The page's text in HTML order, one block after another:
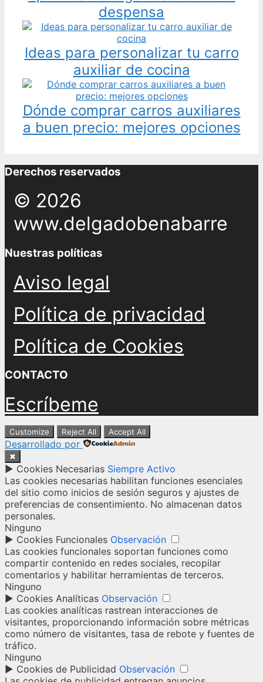
despensa
Ideas para personalizar tu carro
auxiliar de cocina
Dónde comprar carros auxiliares
a buen precio: mejores opciones
Derechos reservados
© 2026
www.delgadobenabarre
Nuestras políticas
Aviso legal
Política de privacidad
Política de Cookies
CONTACTO
Escríbeme
Customize Reject All Accept All
Desarrollado por
✖
► Cookies Necesarias Siempre Activo
Las cookies necesarias habilitan funciones esenciales
del sitio como inicios de sesión seguros y ajustes de
preferencias de consentimiento. No almacenan datos
personales.
Ninguno
► Cookies Funcionales Observación
Las cookies funcionales soportan funciones como
compartir contenido en redes sociales, recopilar
comentarios y habilitar herramientas de terceros.
Ninguno
► Cookies Analíticas Observación
Las cookies analíticas rastrean interacciones de
visitantes, proporcionando información sobre métricas
como número de visitantes, tasa de rebote y fuentes de
tráfico.
Ninguno
► Cookies de Publicidad Observación